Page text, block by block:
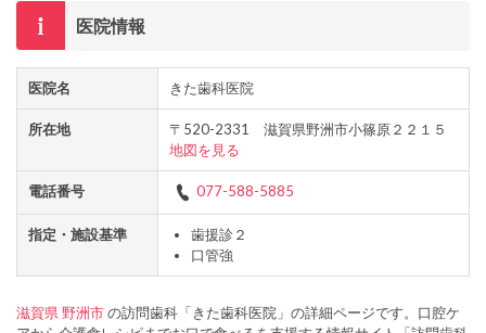
医院情報
医院名 きた歯科医院
所在地
〒520-2331 滋賀県野洲市小篠原２２１５
地図を見る
電話番号 077-588-5885
指定・施設基準
歯援診２
口管強
滋賀県 野洲市の訪問歯科「きた歯科医院」の詳細ページです。口腔ケ